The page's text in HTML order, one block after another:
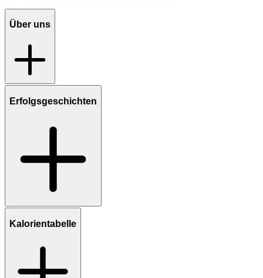
Über uns
Erfolgsgeschichten
Kalorientabelle